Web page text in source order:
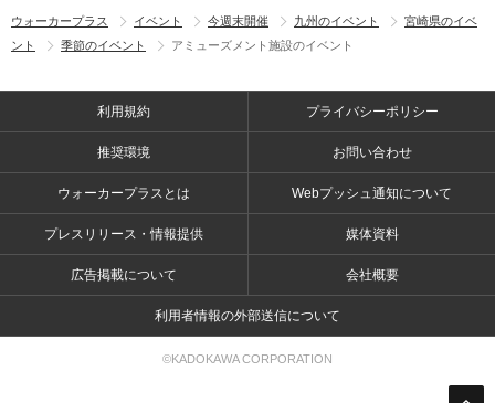
ウォーカープラス イベント 今週末開催 九州のイベント
宮崎県のイベ
ント
季節のイベント アミューズメント施設のイベント
利用規約 プライバシーポリシー
推奨環境 お問い合わせ
ウォーカープラスとは Webプッシュ通知について
プレスリリース・情報提供 媒体資料
広告掲載について 会社概要
利用者情報の外部送信について
©KADOKAWA CORPORATION